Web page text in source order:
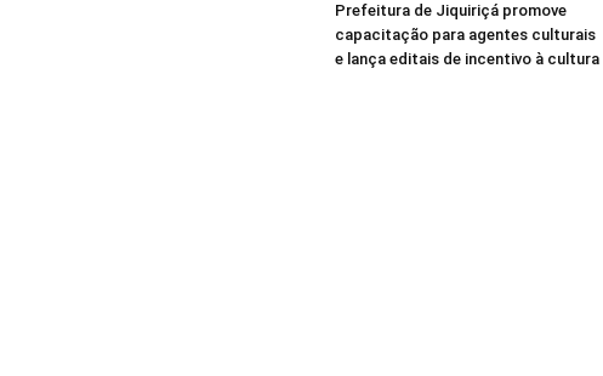
Prefeitura de Jiquiriçá promove
capacitação para agentes culturais
e lança editais de incentivo à cultura